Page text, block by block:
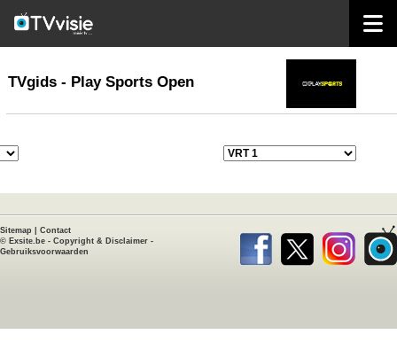
TVgids
TVgids - Play Sports Open
Sitemap
Contact
© Exsite.be - Copyright & Disclaimer -
Gebruiksvoorwaarden